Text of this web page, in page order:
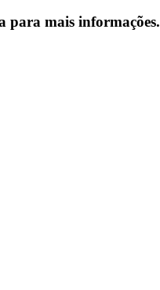
para mais informações.